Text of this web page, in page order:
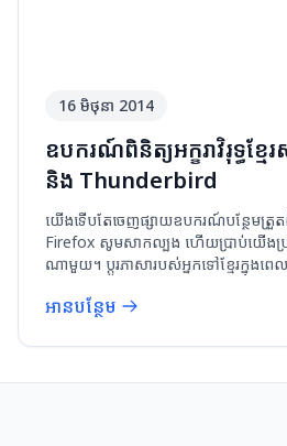
16 មិថុនា 2014
ឧបករណ៍​ពិនិត្យ​អក្ខរាវិរុទ្ធ​ខ្ម
និង Thunderbird
យើងទើបតែចេញផ្សាយឧបករណ៍បន្ថែមត្រួត
Firefox សូមសាកល្បង ហើយប្រាប់យើងប្រ
ណាមួយ។ ប្តូរភាសារបស់អ្នកទៅខ្មែរក្នុងពេល
អានបន្ថែម